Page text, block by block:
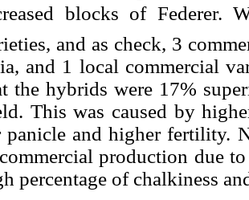
blocks of Federer.
and as check, 3
and 1 local commercial
the hybrids were 17%
This was caused by
panicle and higher fertility.
production due
percentage of chalkiness